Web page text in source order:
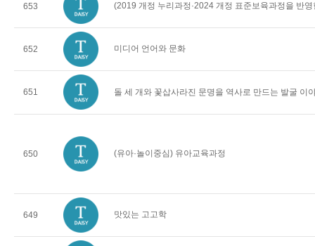
653 (2019 개정 누리과정·2024 개정 표준보육과정을 반
652 미디어 언어와 문화
651 돌 세 개와 꽃삽사라진 문명을 역사로 만드는 발굴 이
650 (유아·놀이중심) 유아교육과정
649 맛있는 고고학